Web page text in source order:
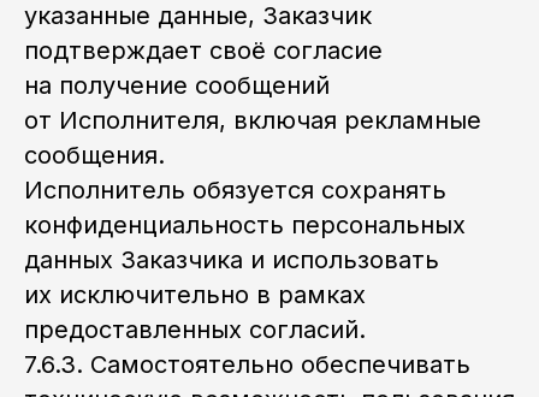
указанные данные, Заказчик
подтверждает своё согласие
на получение сообщений
от Исполнителя, включая рекламные
сообщения.
Исполнитель обязуется сохранять
конфиденциальность персональных
данных Заказчика и использовать
их исключительно в рамках
предоставленных согласий.
7.6.3. Самостоятельно обеспечивать